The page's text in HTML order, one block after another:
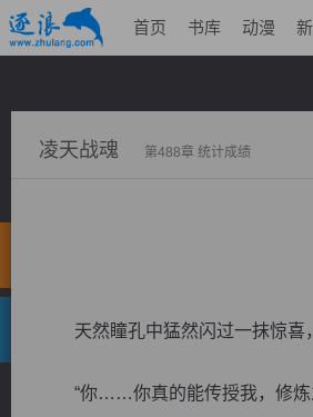
首页 书库 动漫
凌天战魂 第488章 统计成绩
天然瞳孔中猛然闪过一抹惊喜
“你……你真的能传授我，修炼